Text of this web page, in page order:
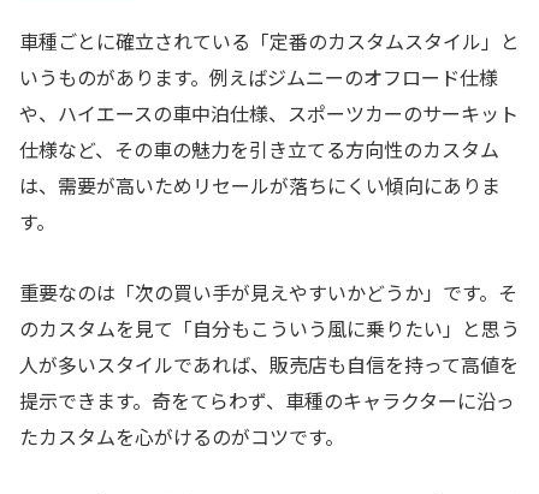
車種ごとに確立されている「定番のカスタムスタイル」と
いうものがあります。例えばジムニーのオフロード仕様
や、ハイエースの車中泊仕様、スポーツカーのサーキット
仕様など、その車の魅力を引き立てる方向性のカスタム
は、需要が高いためリセールが落ちにくい傾向にありま
す。
重要なのは「次の買い手が見えやすいかどうか」です。そ
のカスタムを見て「自分もこういう風に乗りたい」と思う
人が多いスタイルであれば、販売店も自信を持って高値を
提示できます。奇をてらわず、車種のキャラクターに沿っ
たカスタムを心がけるのがコツです。